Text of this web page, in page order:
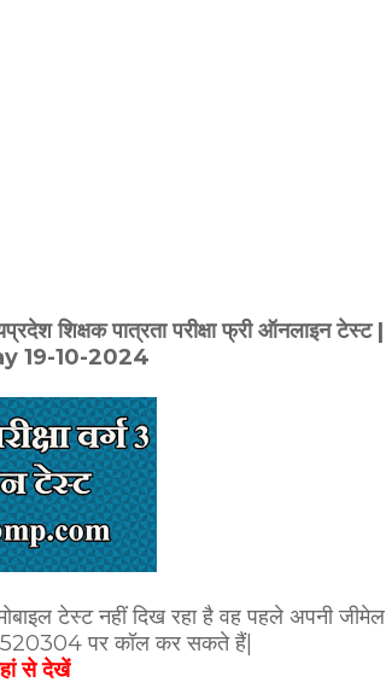
पात्रता परीक्षा फ्री ऑनलाइन टेस्ट |
19-10-2024
टेस्ट नहीं दिख रहा है वह पहले अपनी जीमेल
पर कॉल कर सकते हैं|
से देखें